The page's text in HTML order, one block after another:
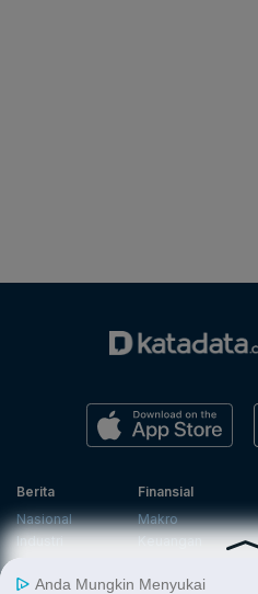
Berita
Nasional
Industri
Energi
Finansial
Makro
Keuangan
Korporasi